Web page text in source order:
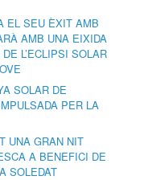
EL SEU ÈXIT AMB
AMB UNA EIXIDA
L’ECLIPSI SOLAR
SOLAR DE
PER LA
UNA GRAN NIT
A BENEFICI DE
SOLEDAT